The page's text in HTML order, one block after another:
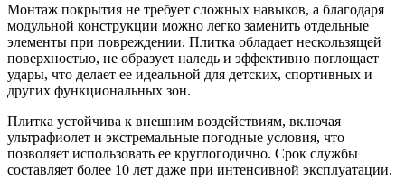
Монтаж покрытия не требует сложных навыков, а благодаря
модульной конструкции можно легко заменить отдельные
элементы при повреждении. Плитка обладает нескользящей
поверхностью, не образует наледь и эффективно поглощает
удары, что делает ее идеальной для детских, спортивных и
других функциональных зон.
Плитка устойчива к внешним воздействиям, включая
ультрафиолет и экстремальные погодные условия, что
позволяет использовать ее круглогодично. Срок службы
составляет более 10 лет даже при интенсивной эксплуатации.